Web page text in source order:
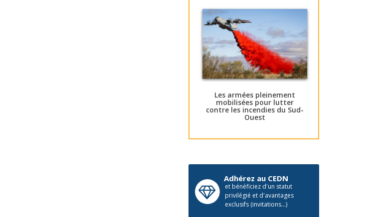
Les armées pleinement
mobilisées pour lutter
contre les incendies du Sud-
Ouest
Adhérez au CEDN
et bénéficiez d'un statut
privilégié et d'avantages
exclusifs (invitations...)